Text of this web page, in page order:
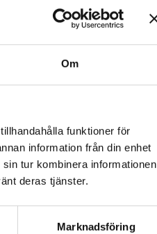
Om
funktioner för
information från din enhet
tur kombinera informationen
deras tjänster.
Marknadsföring